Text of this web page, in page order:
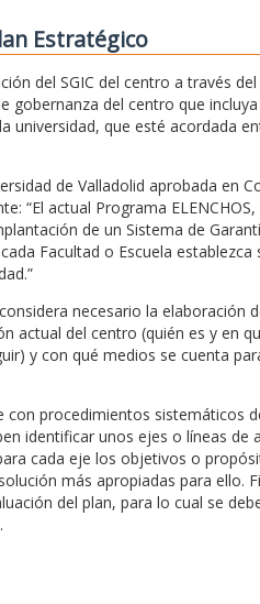
Estratégico
del SGIC del centro a través
gobernanza del centro que
universidad, que esté acordada
de Valladolid aprobada en
“El actual Programa
de un Sistema de
Facultad o Escuela
necesario la elaboración
actual del centro (quién es y en
y con qué medios se cuenta
procedimientos sistemáticos
identificar unos ejes o líneas de
cada eje los objetivos o
más apropiadas para ello.
del plan, para lo cual se